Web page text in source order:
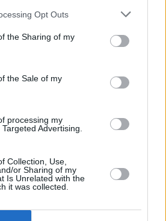
Opt Outs
the Sharing of my
the Sale of my
processing my
Advertising.
Collection, Use,
or Sharing of my
Is Unrelated with the
it was collected.
είχε πια εξαπλωθεί έξω
προς τον Βόρειο